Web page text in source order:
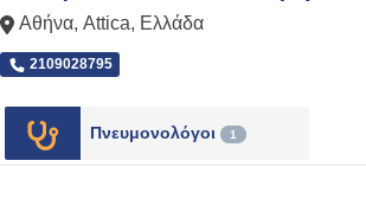
Αθήνα,Attica, Ελλάδα
2109028795
Πνευμονολόγοι 1